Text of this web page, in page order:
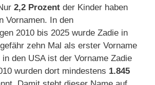
2,2 Prozent der Kinder haben
Vornamen. In den
2010 bis 2025 wurde Zadie in
zehn Mal als erster Vorname
den USA ist der Vorname Zadie
wurden dort mindestens 1.845